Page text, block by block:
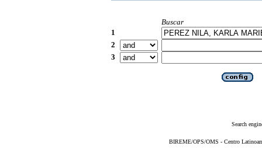
Buscar
1
2
3
Search
BIREME/OPS/OMS - Centro